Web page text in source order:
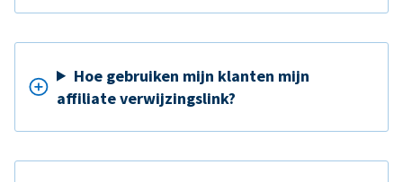
Hoe gebruiken mijn klanten mijn
affiliate verwijzingslink?